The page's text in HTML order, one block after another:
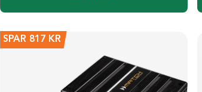
SPAR 817 KR